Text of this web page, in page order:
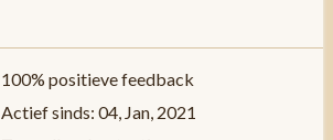
100% positieve feedback
Actief sinds: 04, Jan, 2021